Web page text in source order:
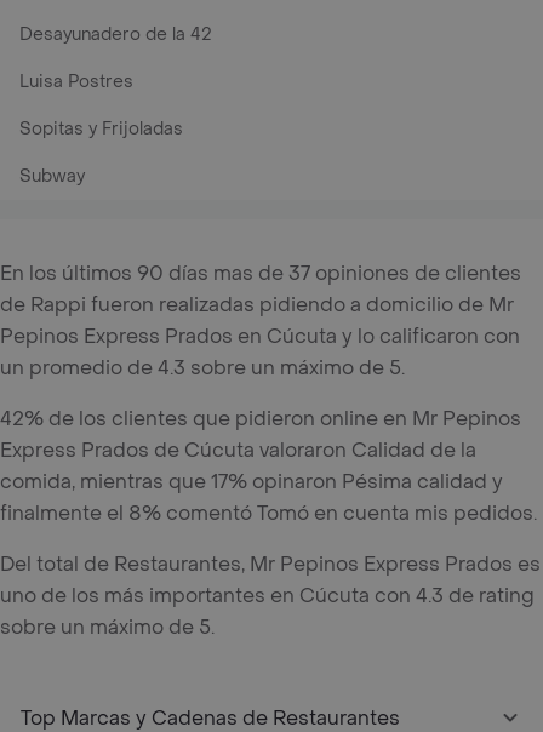
Desayunadero de la 42
Luisa Postres
Sopitas y Frijoladas
Subway
En los últimos 90 días mas de 37 opiniones de clientes
de Rappi fueron realizadas pidiendo a domicilio de Mr
Pepinos Express Prados en Cúcuta y lo calificaron con
un promedio de 4.3 sobre un máximo de 5.
42% de los clientes que pidieron online en Mr Pepinos
Express Prados de Cúcuta valoraron Calidad de la
comida, mientras que 17% opinaron Pésima calidad y
finalmente el 8% comentó Tomó en cuenta mis pedidos.
Del total de Restaurantes, Mr Pepinos Express Prados es
uno de los más importantes en Cúcuta con 4.3 de rating
sobre un máximo de 5.
Top Marcas y Cadenas de Restaurantes